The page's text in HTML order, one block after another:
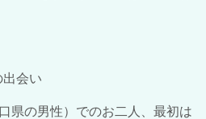
会い
県の男性）でのお二人、最初は